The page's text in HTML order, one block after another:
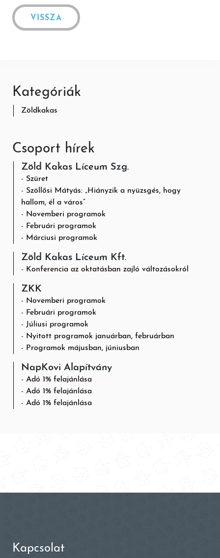
VISSZA
Kategóriák
Zöldkakas
Csoport hírek
Zöld Kakas Líceum Szg.
Szüret
Szöllősi Mátyás: „Hiányzik a nyüzsgés, hogy
hallom, él a város”
Novemberi programok
Februári programok
Márciusi programok
Zöld Kakas Líceum Kft.
Konferencia az oktatásban zajló változásokról
ZKK
Novemberi programok
Februári programok
Júliusi programok
Nyitott programok januárban, februárban
Programok májusban, júniusban
NapKovi Alapítvány
Adó 1% felajánlása
Adó 1% felajánlása
Adó 1% felajánlása
Kapcsolat